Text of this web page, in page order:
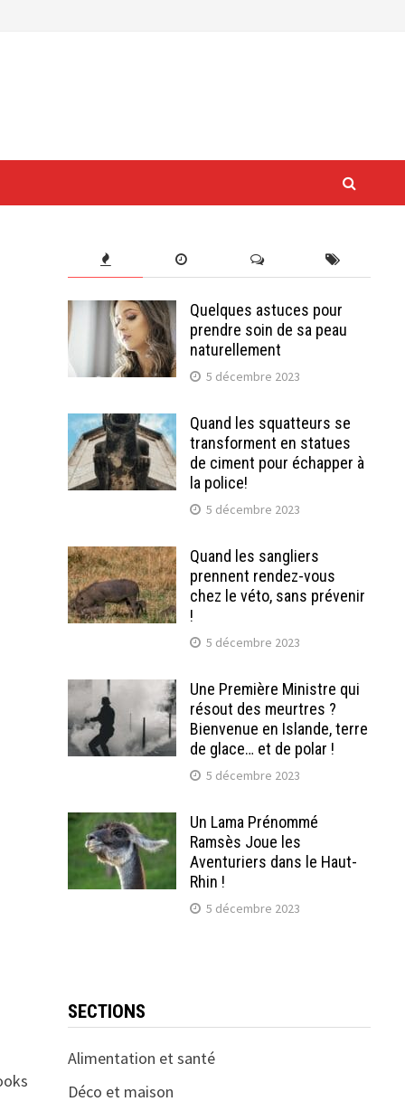
Quelques astuces pour
prendre soin de sa peau
naturellement
5 décembre 2023
Quand les squatteurs se
transforment en statues
de ciment pour échapper à
la police!
5 décembre 2023
Quand les sangliers
prennent rendez-vous
chez le véto, sans prévenir
!
5 décembre 2023
Une Première Ministre qui
résout des meurtres ?
Bienvenue en Islande, terre
de glace… et de polar !
5 décembre 2023
Un Lama Prénommé
Ramsès Joue les
Aventuriers dans le Haut-
Rhin !
5 décembre 2023
SECTIONS
Alimentation et santé
Déco et maison